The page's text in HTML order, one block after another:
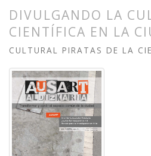
DIVULGANDO LA
CIENTÍFICA EN LA
CULTURAL PIRATAS DE LA